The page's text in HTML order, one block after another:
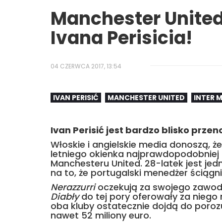
Manchester
Ivana Perisicia!
04 CZERWCA 2017, 13:54
IVAN PERISIĆ MANCHESTER UNITED INTER
Ivan Perisić jest bardzo blisko
Włoskie i angielskie media donoszą,
letniego okienka najprawdopodobniej
Manchesteru United. 28-latek jest
na to, że portugalski menedżer
Nerazzurrioczekują za swojego
Diabłydo tej pory oferowały za niego
oba kluby ostatecznie dojdą do
nawet 52 miliony euro.